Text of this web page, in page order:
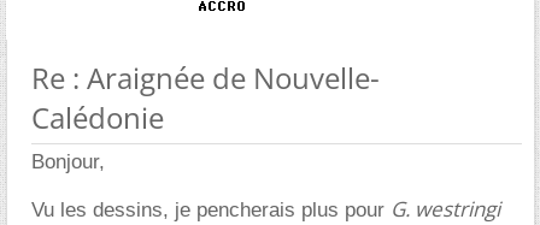
Re : Araignée de Nouvelle-
Calédonie
Bonjour,
Vu les dessins, je pencherais plus pour G. westringi